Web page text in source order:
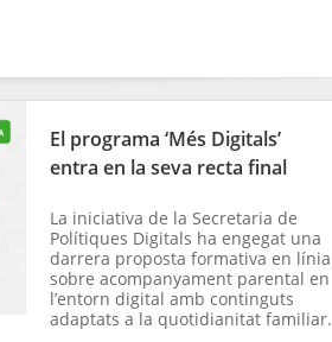
El programa ‘Més Digitals’
entra en la seva recta final
La iniciativa de la Secretaria de
Polítiques Digitals ha engegat una
darrera proposta formativa en línia
sobre acompanyament parental en
l’entorn digital amb continguts
adaptats a la quotidianitat familiar.